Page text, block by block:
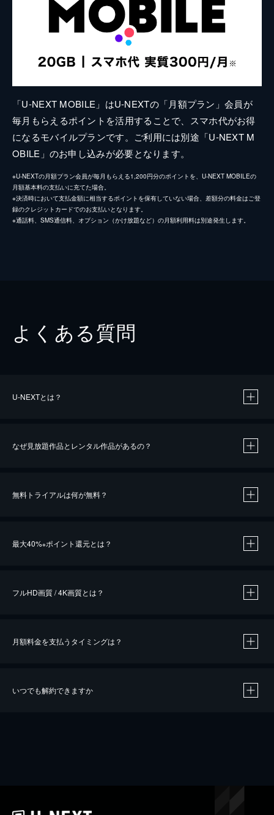
「U-NEXT MOBILE」はU-NEXTの「月額プラン」会員が
毎月もらえるポイントを活用することで、スマホ代がお得
になるモバイルプランです。ご利用には別途「U-NEXT M
OBILE」のお申し込みが必要となります。
※U-NEXTの月額プラン会員が毎月もらえる1,200円分のポイントを、U-NEXT MOBILEの
月額基本料の支払いに充てた場合。
※決済時において支払金額に相当するポイントを保有していない場合、差額分の料金はご登
録のクレジットカードでのお支払いとなります。
※通話料、SMS通信料、オプション（かけ放題など）の月額利用料は別途発生します。
よくある質問
U-NEXTとは？
なぜ見放題作品とレンタル作品があるの？
無料トライアルは何が無料？
最大40%※ポイント還元とは？
※40％ポイント還元の対象は、クレジットカード決済による作品の購入 / レンタルです。
iOSアプリのUコイン決済による作品の購入 / レンタルは、20％のポイント還元です。
フルHD画質 / 4K画質とは？
月額料金を支払うタイミングは？
いつでも解約できますか